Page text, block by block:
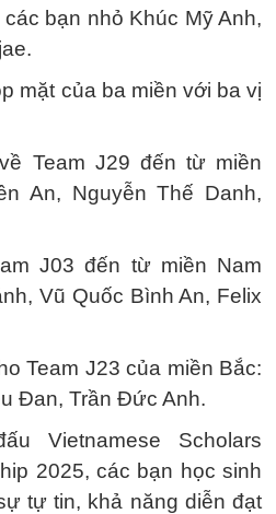
bạn nhỏ Khúc Mỹ Anh,
mặt của ba miền với ba vị
Team J29 đến từ miền
An, Nguyễn Thế Danh,
J03 đến từ miền Nam
Vũ Quốc Bình An, Felix
Team J23 của miền Bắc:
Đan, Trần Đức Anh.
Vietnamese Scholars
2025, các bạn học sinh
tự tin, khả năng diễn đạt